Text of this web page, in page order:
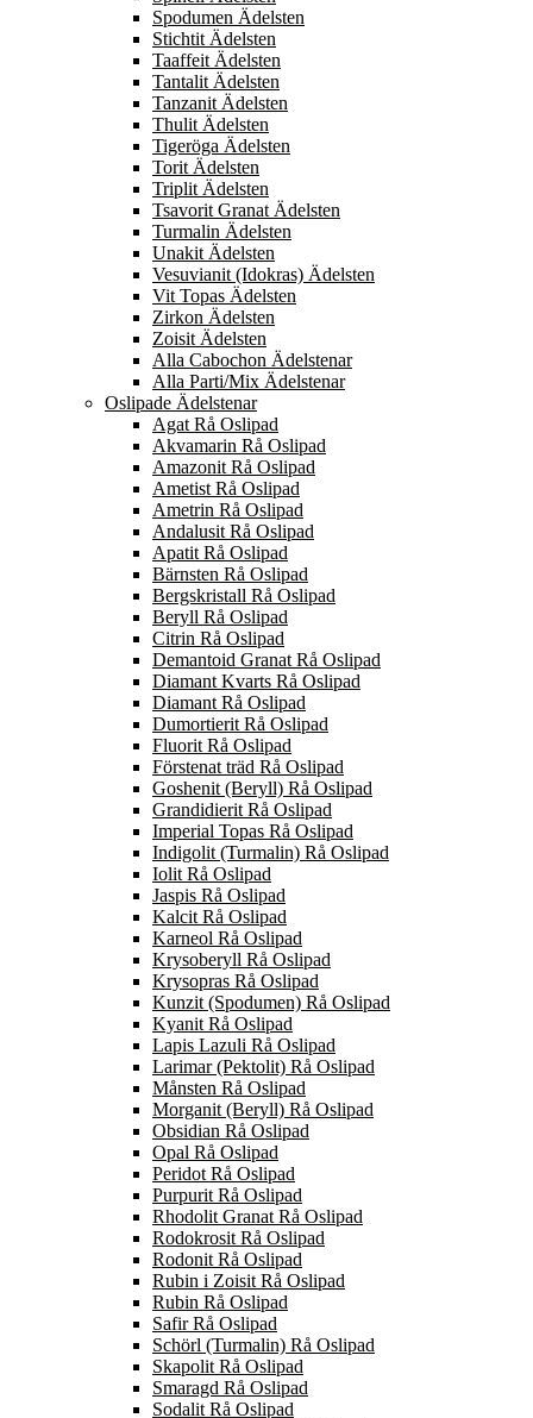
Spodumen Ädelsten
Stichtit Ädelsten
Taaffeit Ädelsten
Tantalit Ädelsten
Tanzanit Ädelsten
Thulit Ädelsten
Tigeröga Ädelsten
Torit Ädelsten
Triplit Ädelsten
Tsavorit Granat Ädelsten
Turmalin Ädelsten
Unakit Ädelsten
Vesuvianit (Idokras) Ädelsten
Vit Topas Ädelsten
Zirkon Ädelsten
Zoisit Ädelsten
Alla Cabochon Ädelstenar
Alla Parti/Mix Ädelstenar
Oslipade Ädelstenar
Agat Rå Oslipad
Akvamarin Rå Oslipad
Amazonit Rå Oslipad
Ametist Rå Oslipad
Ametrin Rå Oslipad
Andalusit Rå Oslipad
Apatit Rå Oslipad
Bärnsten Rå Oslipad
Bergskristall Rå Oslipad
Beryll Rå Oslipad
Citrin Rå Oslipad
Demantoid Granat Rå Oslipad
Diamant Kvarts Rå Oslipad
Diamant Rå Oslipad
Dumortierit Rå Oslipad
Fluorit Rå Oslipad
Förstenat träd Rå Oslipad
Goshenit (Beryll) Rå Oslipad
Grandidierit Rå Oslipad
Imperial Topas Rå Oslipad
Indigolit (Turmalin) Rå Oslipad
Iolit Rå Oslipad
Jaspis Rå Oslipad
Kalcit Rå Oslipad
Karneol Rå Oslipad
Krysoberyll Rå Oslipad
Krysopras Rå Oslipad
Kunzit (Spodumen) Rå Oslipad
Kyanit Rå Oslipad
Lapis Lazuli Rå Oslipad
Larimar (Pektolit) Rå Oslipad
Månsten Rå Oslipad
Morganit (Beryll) Rå Oslipad
Obsidian Rå Oslipad
Opal Rå Oslipad
Peridot Rå Oslipad
Purpurit Rå Oslipad
Rhodolit Granat Rå Oslipad
Rodokrosit Rå Oslipad
Rodonit Rå Oslipad
Rubin i Zoisit Rå Oslipad
Rubin Rå Oslipad
Safir Rå Oslipad
Schörl (Turmalin) Rå Oslipad
Skapolit Rå Oslipad
Smaragd Rå Oslipad
Sodalit Rå Oslipad